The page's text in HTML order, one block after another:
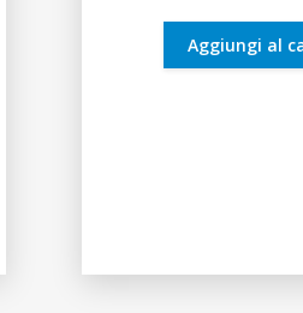
Aggiungi al